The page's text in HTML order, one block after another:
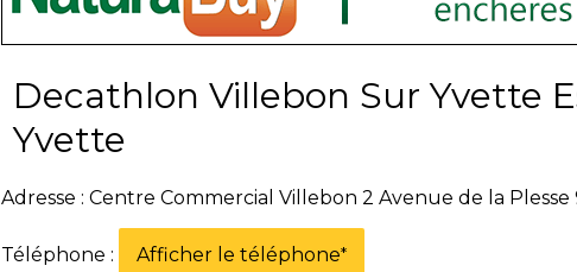
Decathlon Villebon Sur Yvette
Yvette
Adresse : Centre Commercial Villebon 2 Avenue de la
Téléphone : Afficher le téléphone*